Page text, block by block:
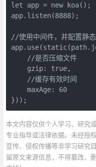
let app = new koa();
app.listen(8888);
//使用中间件，并配置静
    //是否压缩文件
    gzip: true,
    //缓存有效时间
    maxAge: 60
}));
本文内容仅供个人学习、研究
专业指导或法律依据。未经授
宣传、侵权传播等非学习研究
留原文来源信息，不得篡改、